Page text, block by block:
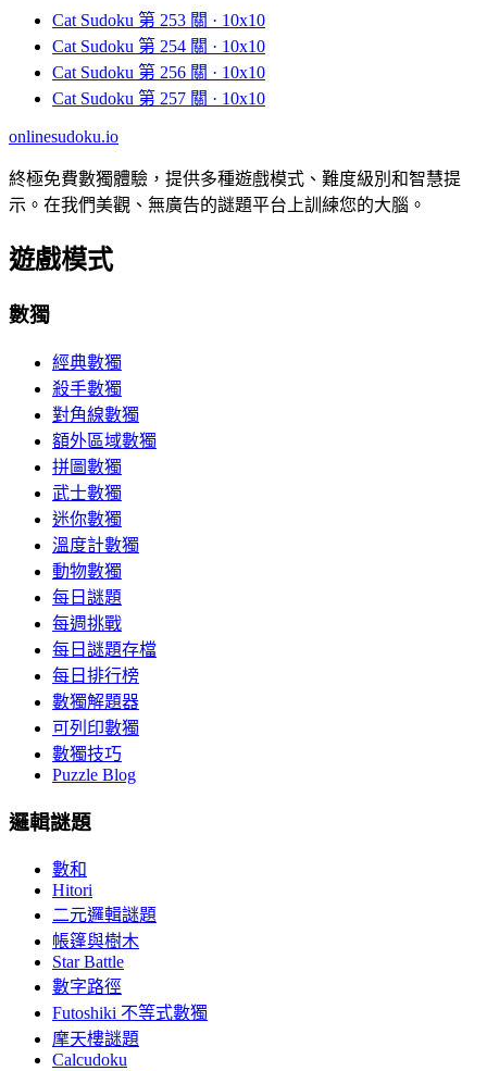
Cat Sudoku 第 253 關 · 10x10
Cat Sudoku 第 254 關 · 10x10
Cat Sudoku 第 256 關 · 10x10
Cat Sudoku 第 257 關 · 10x10
onlinesudoku.io
終極免費數獨體驗，提供多種遊戲模式、難度級別和智慧提
示。在我們美觀、無廣告的謎題平台上訓練您的大腦。
遊戲模式
數獨
經典數獨
殺手數獨
對角線數獨
額外區域數獨
拼圖數獨
武士數獨
迷你數獨
溫度計數獨
動物數獨
每日謎題
每週挑戰
每日謎題存檔
每日排行榜
數獨解題器
可列印數獨
數獨技巧
Puzzle Blog
邏輯謎題
數和
Hitori
二元邏輯謎題
帳篷與樹木
Star Battle
數字路徑
Futoshiki 不等式數獨
摩天樓謎題
Calcudoku